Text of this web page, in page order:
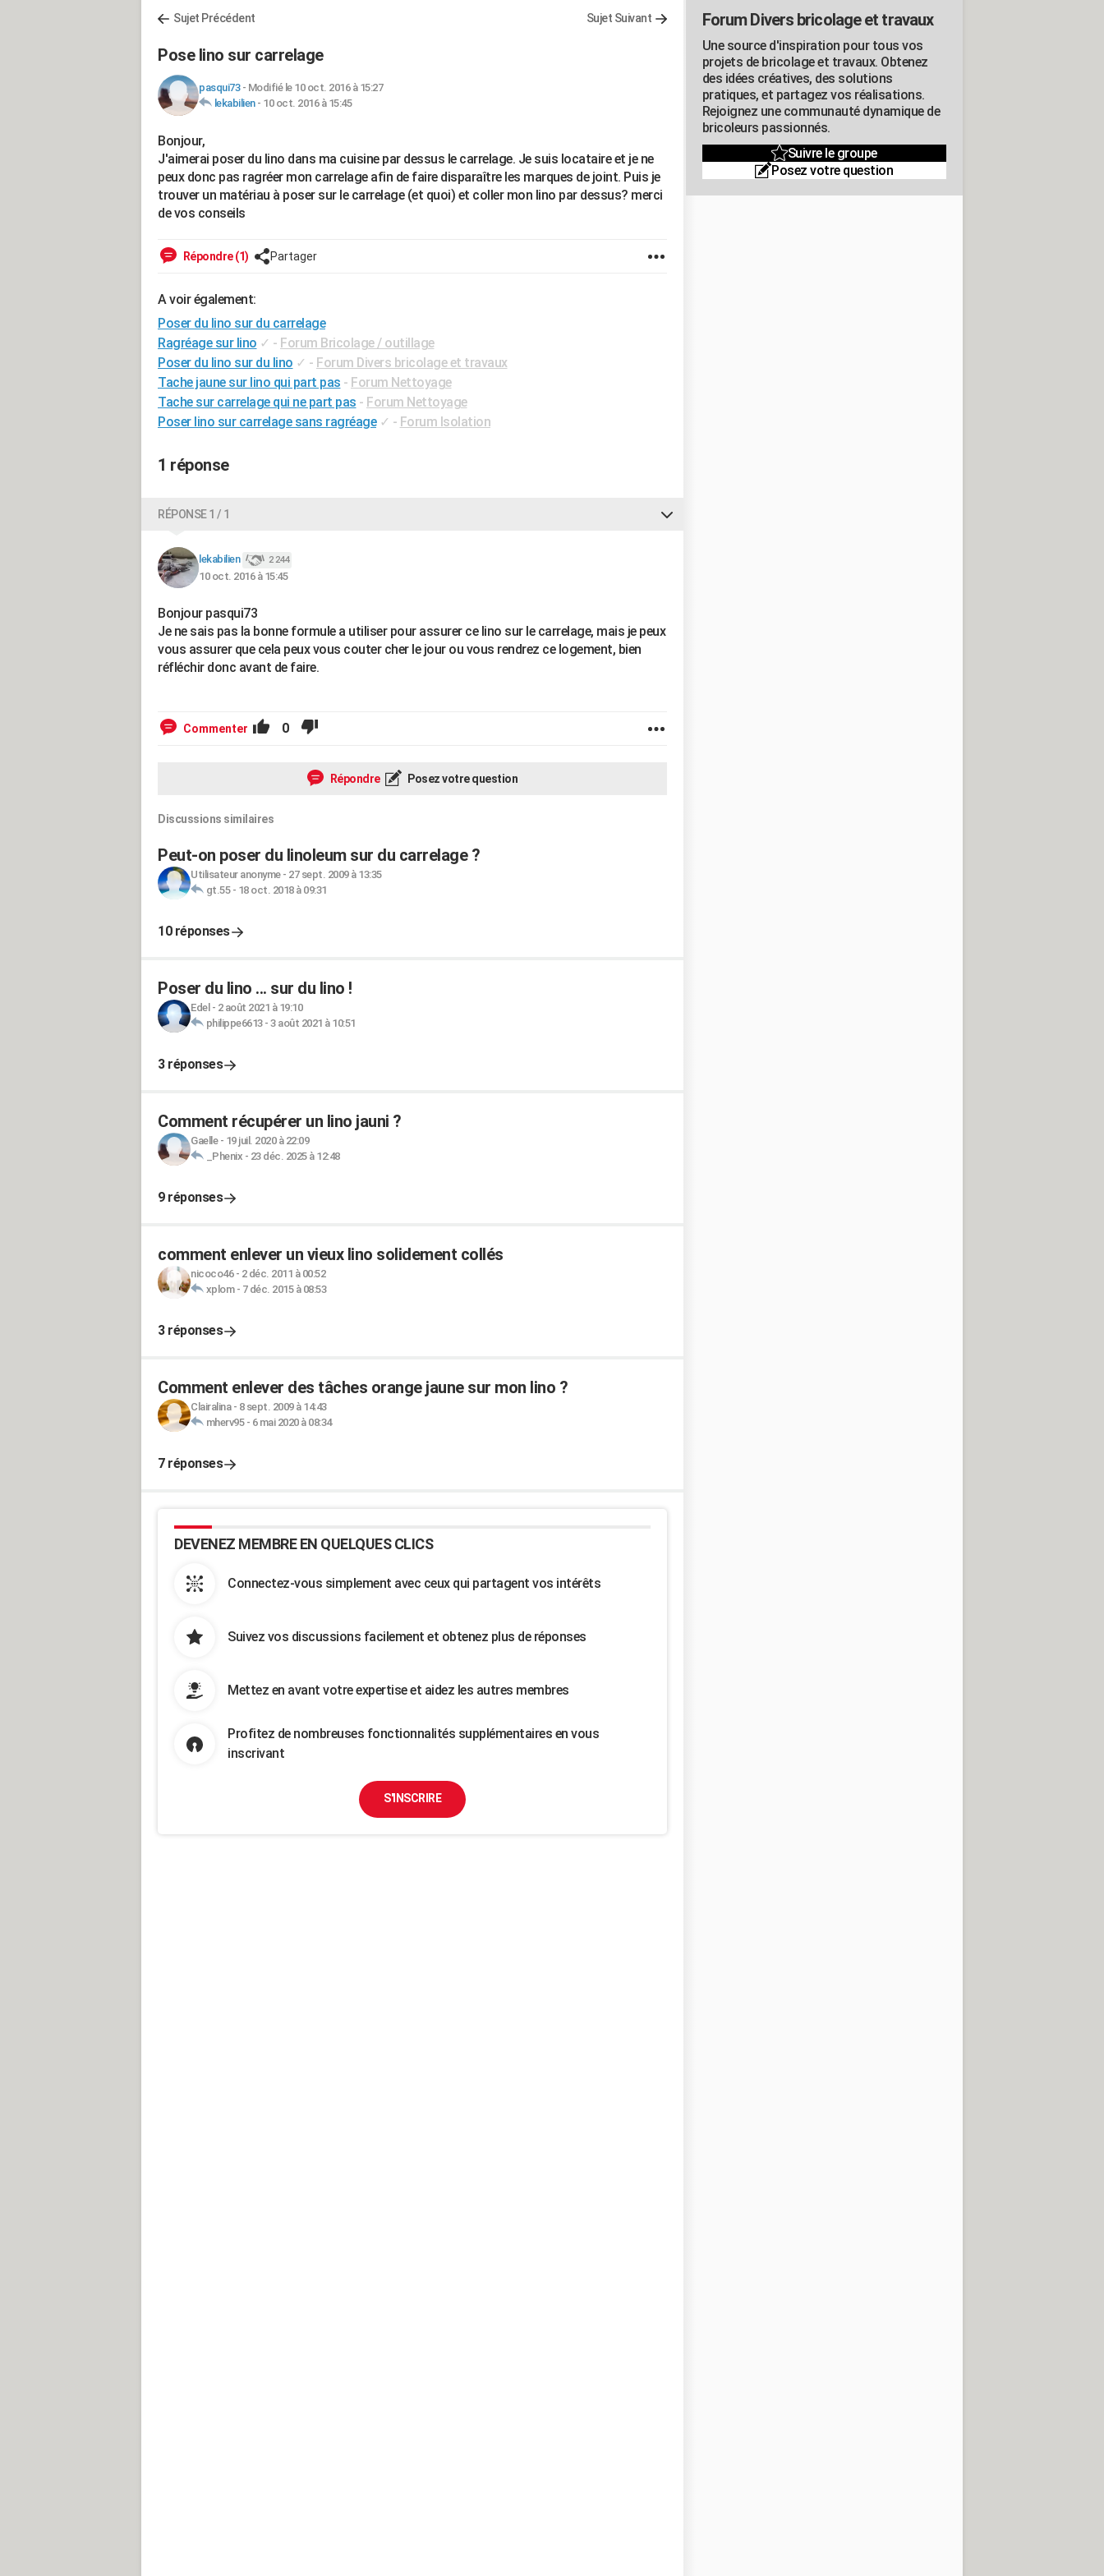
Sujet Précédent Sujet Suivant
Pose lino sur carrelage
pasqui73- Modifié le 10 oct. 2016 à 15:27
lekabilien- 10 oct. 2016 à 15:45
Bonjour,
J'aimerai poser du lino dans ma cuisine par dessus le carrelage. Je suis locataire et je ne
peux donc pas ragréer mon carrelage afin de faire disparaître les marques de joint. Puis je
trouver un matériau à poser sur le carrelage (et quoi) et coller mon lino par dessus? merci
de vos conseils
Répondre (1) Partager
A voir également:
Poser du lino sur du carrelage
Ragréage sur lino ✓ - Forum Bricolage / outillage
Poser du lino sur du lino ✓ - Forum Divers bricolage et travaux
Tache jaune sur lino qui part pas - Forum Nettoyage
Tache sur carrelage qui ne part pas - Forum Nettoyage
Poser lino sur carrelage sans ragréage ✓ - Forum Isolation
1 réponse
RÉPONSE 1 / 1
lekabilien 2 244
10 oct. 2016 à 15:45
Bonjour pasqui73
Je ne sais pas la bonne formule a utiliser pour assurer ce lino sur le carrelage, mais je peux
vous assurer que cela peux vous couter cher le jour ou vous rendrez ce logement, bien
réfléchir donc avant de faire.
Commenter 0
Répondre Posez votre question
Discussions similaires
Peut-on poser du linoleum sur du carrelage ?
Utilisateur anonyme- 27 sept. 2009 à 13:35
gt.55- 18 oct. 2018 à 09:31
10 réponses
Poser du lino ... sur du lino !
Edel - 2 août 2021 à 19:10
philippe6613- 3 août 2021 à 10:51
3 réponses
Comment récupérer un lino jauni ?
Gaelle- 19 juil. 2020 à 22:09
_Phenix - 23 déc. 2025 à 12:48
9 réponses
comment enlever un vieux lino solidement collés
nicoco46- 2 déc. 2011 à 00:52
xplom- 7 déc. 2015 à 08:53
3 réponses
Comment enlever des tâches orange jaune sur mon lino ?
Clairalina- 8 sept. 2009 à 14:43
mherv95- 6 mai 2020 à 08:34
7 réponses
DEVENEZ MEMBRE EN QUELQUES CLICS
Connectez-vous simplement avec ceux qui partagent vos intérêts
Suivez vos discussions facilement et obtenez plus de réponses
Mettez en avant votre expertise et aidez les autres membres
Profitez de nombreuses fonctionnalités supplémentaires en vous
inscrivant
S'INSCRIRE
Forum Divers bricolage et travaux
Une source d'inspiration pour tous vos
projets de bricolage et travaux. Obtenez
des idées créatives, des solutions
pratiques, et partagez vos réalisations.
Rejoignez une communauté dynamique de
bricoleurs passionnés.
Suivre le groupe
Posez votre question